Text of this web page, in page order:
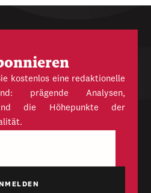
kostenlos eine redaktionelle
prägende Analysen,
die Höhepunkte der